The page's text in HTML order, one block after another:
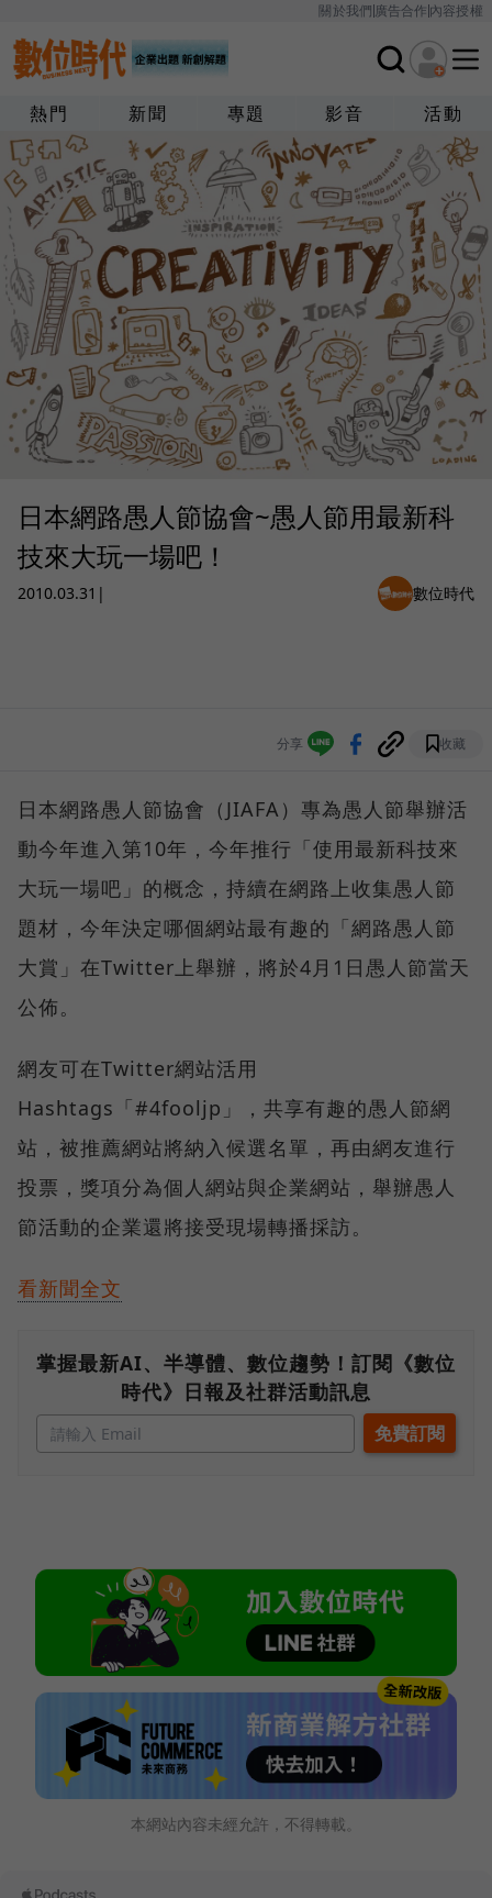
關於我們廣告合作內容授權
熱門 新聞 專題 影音 活動
日本網路愚人節協會~愚人節用最新科
技來大玩一場吧！
2010.03.31 | 數位時代
分享 收藏
日本網路愚人節協會（JIAFA）專為愚人節舉辦活
動今年進入第10年，今年推行「使用最新科技來
大玩一場吧」的概念，持續在網路上收集愚人節
題材，今年決定哪個網站最有趣的「網路愚人節
大賞」在Twitter上舉辦，將於4月1日愚人節當天
公佈。
網友可在Twitter網站活用
Hashtags「#4fooljp」，共享有趣的愚人節網
站，被推薦網站將納入候選名單，再由網友進行
投票，獎項分為個人網站與企業網站，舉辦愚人
節活動的企業還將接受現場轉播採訪。
看新聞全文
掌握最新AI、半導體、數位趨勢！訂閱《數位
時代》日報及社群活動訊息
本網站內容未經允許，不得轉載。